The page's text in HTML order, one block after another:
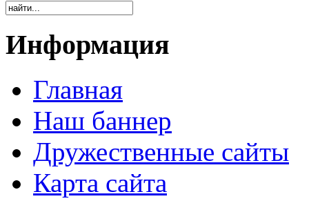
Информация
Главная
Наш баннер
Дружественные сайты
Карта сайта